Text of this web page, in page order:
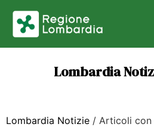
Lombardia
Lombardia Notizie / Articoli con